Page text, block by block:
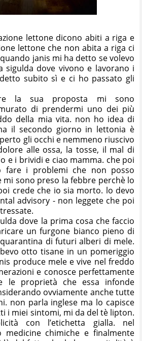
lettone dicono abiti a riga e
lettone che non abita a riga ci
janis mi ha detto se volevo
sigulda dove vivono e lavorano i
subito sì e ci ho passato gli
la sua proposta mi sono
di prendermi uno dei più
della mia vita. non ho idea di
il secondo giorno in lettonia è
gli occhi e nemmeno riuscivo
alle ossa, la tosse, il mal di
e i brividi e ciao mamma. che poi
fare i problemi che non posso
mi sono preso la febbre perchè lo
crede che io sia morto. lo devo
advisory - non leggete che poi
dove la prima cosa che faccio
un furgone bianco pieno di
di futuri alberi di mele.
otto tisane in un pomeriggio
produce mele e vive nel freddo
e conosce perfettamente
le proprietà che essa infonde
ovviamente anche tutte
non parla inglese ma lo capisce
i miei sintomi, mi da del tè lipton.
con l’etichetta gialla. nel
medicine chimiche e finalmente